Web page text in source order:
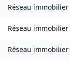
Réseau immobilier
Réseau immobilier
Réseau immobilier